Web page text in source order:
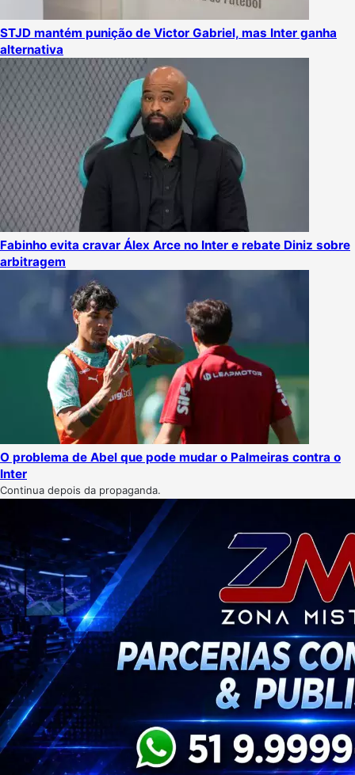
STJD mantém punição de Victor Gabriel, mas Inter ganha
alternativa
Fabinho evita cravar Álex Arce no Inter e rebate Diniz sobre
arbitragem
O problema de Abel que pode mudar o Palmeiras contra o
Inter
Continua depois da propaganda.